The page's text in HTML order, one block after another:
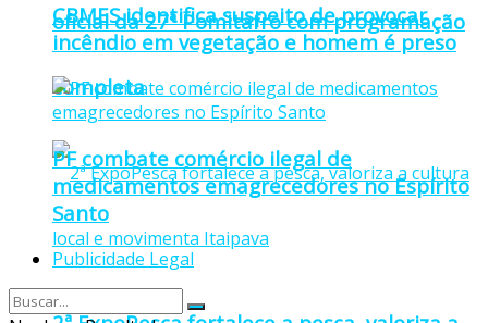
oficial da 27ª Pomitafro com programação
completa
CBMES identifica suspeito de provocar
incêndio em vegetação e homem é preso
PF combate comércio ilegal de
medicamentos emagrecedores no Espírito
Santo
Publicidade Legal